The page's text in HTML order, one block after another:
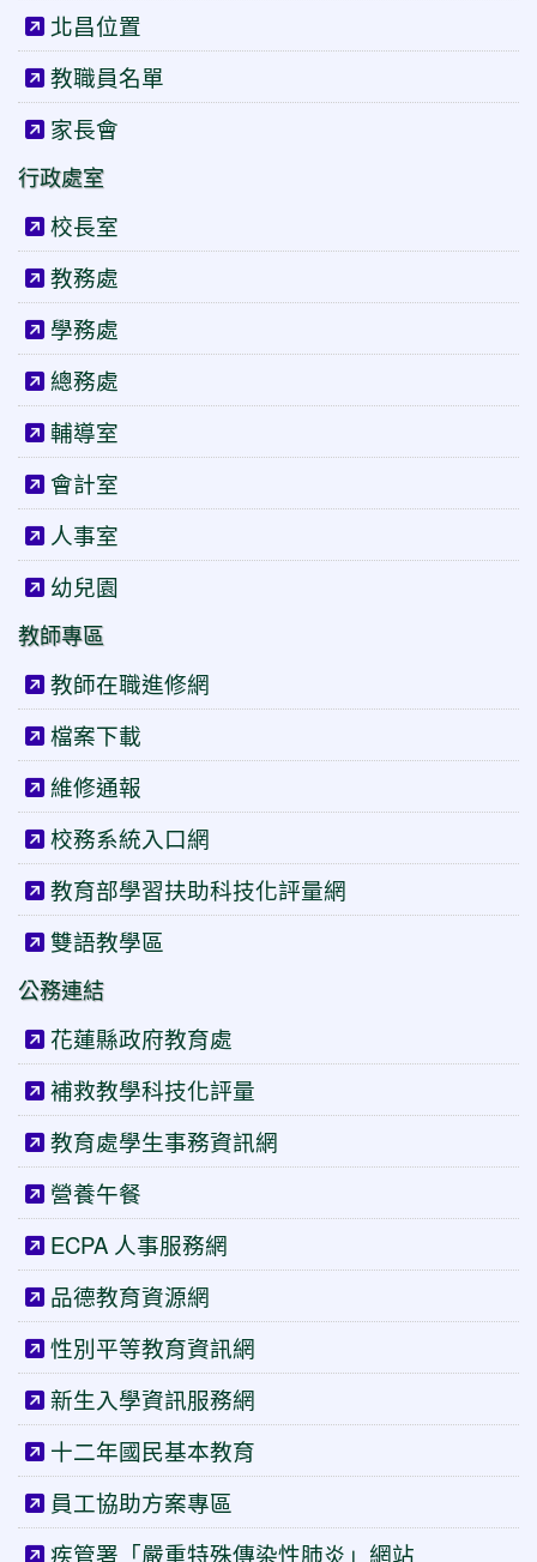
北昌位置
教職員名單
家長會
行政處室
校長室
教務處
學務處
總務處
輔導室
會計室
人事室
幼兒園
教師專區
教師在職進修網
檔案下載
維修通報
校務系統入口網
教育部學習扶助科技化評量網
雙語教學區
公務連結
花蓮縣政府教育處
補救教學科技化評量
教育處學生事務資訊網
營養午餐
ECPA 人事服務網
品德教育資源網
性別平等教育資訊網
新生入學資訊服務網
十二年國民基本教育
員工協助方案專區
疾管署「嚴重特殊傳染性肺炎」網站